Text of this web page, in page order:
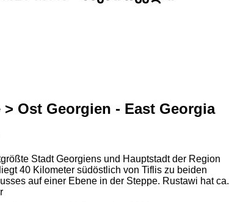
Ost Georgien - East Georgia
Stadt Georgiens und Hauptstadt der Region
40 Kilometer südöstlich von Tiflis zu beiden
auf einer Ebene in der Steppe. Rustawi hat ca.